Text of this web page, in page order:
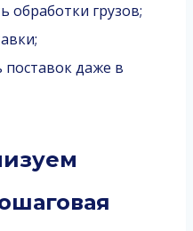
обработки грузов;
поставок даже в